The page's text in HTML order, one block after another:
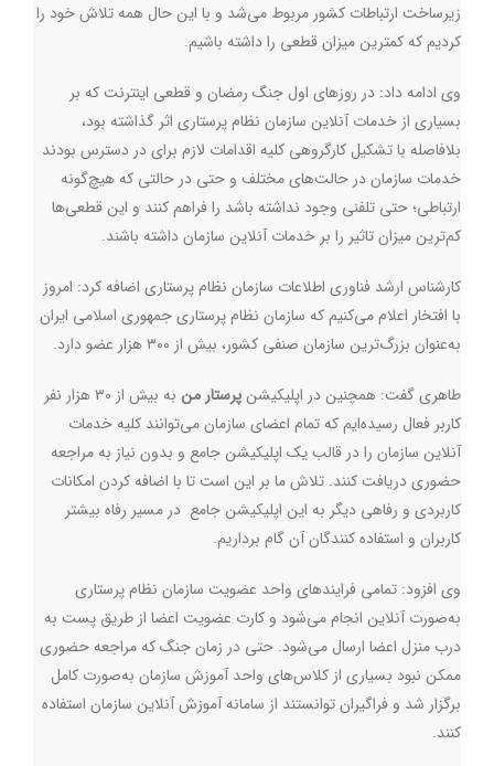
زیرساخت ارتباطات کشور مربوط می‌شد و با این حال همه تلاش خود را
کردیم که کمترین میزان قطعی را داشته باشیم.
وی ادامه داد: در روزهای اول جنگ رمضان و قطعی اینترنت که بر
بسیاری از خدمات آنلاین سازمان نظام پرستاری اثر گذاشته بود،
بلافاصله با تشکیل کارگروهی کلیه اقدامات لازم برای در دسترس بودند
خدمات سازمان در حالت‌های مختلف و حتی در حالتی که هیچ‌گونه
ارتباطی؛ حتی تلفنی وجود نداشته باشد را فراهم کنند و این قطعی‌ها
کم‌ترین میزان تاثیر را بر خدمات آنلاین سازمان داشته باشند.
کارشناس ارشد فناوری اطلاعات سازمان نظام پرستاری اضافه کرد: امروز
با افتخار اعلام می‌کنیم که سازمان نظام پرستاری جمهوری اسلامی ایران
به‌عنوان بزرگ‌ترین سازمان صنفی کشور، بیش از ۳۰۰ هزار عضو دارد.
طاهری گفت: همچنین در اپلیکیشنپرستار من
به بیش از ۳۰ هزار نفر
کاربر فعال رسیده‌ایم که تمام اعضای سازمان می‌توانند کلیه خدمات
آنلاین سازمان را در قالب یک اپلیکیشن جامع و بدون نیاز به مراجعه
حضوری دریافت کنند. تلاش ما بر این است تا با اضافه کردن امکانات
کاربردی و رفاهی دیگر به این اپلیکیشن جامع در مسیر رفاه بیشتر
کاربران و استفاده کنندگان آن گام برداریم.
وی افزود: تمامی فرایندهای واحد عضویت سازمان نظام پرستاری
به‌صورت آنلاین انجام می‌شود و کارت عضویت اعضا از طریق پست به
درب منزل اعضا ارسال می‌شود. حتی در زمان جنگ که مراجعه حضوری
ممکن نبود بسیاری از کلاس‌های واحد آموزش سازمان به‌صورت کامل
برگزار شد و فراگیران توانستند از سامانه آموزش آنلاین سازمان استفاده
کنند.